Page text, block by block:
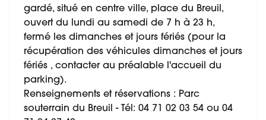
gardé, situé en centre ville, place du Breuil,
ouvert du lundi au samedi de 7 h à 23 h,
fermé les dimanches et jours fériés (pour la
récupération des véhicules dimanches et jours
fériés , contacter au préalable l'accueil du
parking).
Renseignements et réservations : Parc
souterrain du Breuil - Tél: 04 71 02 03 54 ou 04